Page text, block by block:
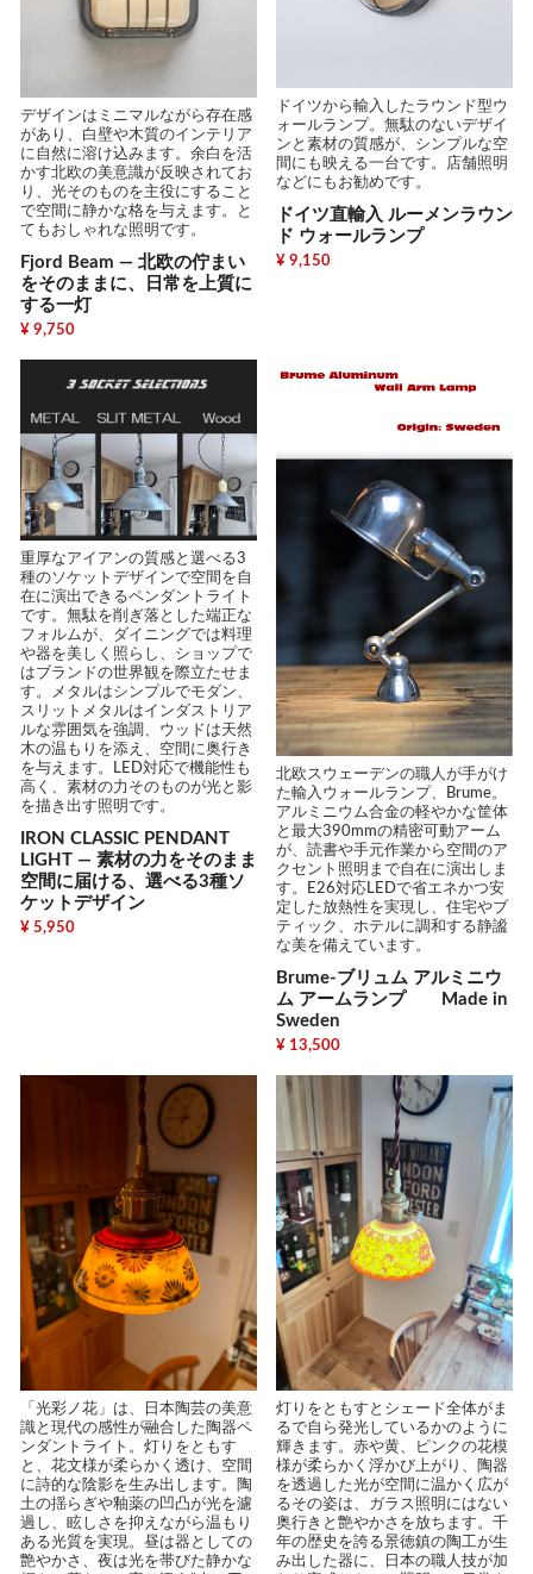
デザインはミニマルながら存在感
があり、白壁や木質のインテリア
に自然に溶け込みます。余白を活
かす北欧の美意識が反映されてお
り、光そのものを主役にすること
で空間に静かな格を与えます。と
てもおしゃれな照明です。
Fjord Beam — 北欧の佇まい
をそのままに、日常を上質に
する一灯
¥ 9,750
ドイツから輸入したラウンド型ウ
ォールランプ。無駄のないデザイ
ンと素材の質感が、シンプルな空
間にも映える一台です。店舗照明
などにもお勧めです。
ドイツ直輸入 ルーメンラウン
ド ウォールランプ
¥ 9,150
重厚なアイアンの質感と選べる3
種のソケットデザインで空間を自
在に演出できるペンダントライト
です。無駄を削ぎ落とした端正な
フォルムが、ダイニングでは料理
や器を美しく照らし、ショップで
はブランドの世界観を際立たせま
す。メタルはシンプルでモダン、
スリットメタルはインダストリア
ルな雰囲気を強調、ウッドは天然
木の温もりを添え、空間に奥行き
を与えます。LED対応で機能性も
高く、素材の力そのものが光と影
を描き出す照明です。
IRON CLASSIC PENDANT
LIGHT ― 素材の力をそのまま
空間に届ける、選べる3種ソ
ケットデザイン
¥ 5,950
北欧スウェーデンの職人が手がけ
た輸入ウォールランプ、Brume。
アルミニウム合金の軽やかな筐体
と最大390mmの精密可動アーム
が、読書や手元作業から空間のア
クセント照明まで自在に演出しま
す。E26対応LEDで省エネかつ安
定した放熱性を実現し、住宅やブ
ティック、ホテルに調和する静謐
な美を備えています。
Brume-ブリュム アルミニウ
ム アームランプ Made in
Sweden
¥ 13,500
「光彩ノ花」は、日本陶芸の美意
識と現代の感性が融合した陶器ペ
ンダントライト。灯りをともす
と、花文様が柔らかく透け、空間
に詩的な陰影を生み出します。陶
土の揺らぎや釉薬の凹凸が光を濾
過し、眩しさを抑えながら温もり
ある光質を実現。昼は器としての
艶やかさ、夜は光を帯びた静かな
灯りをともすとシェード全体がま
るで自ら発光しているかのように
輝きます。赤や黄、ピンクの花模
様が柔らかく浮かび上がり、陶器
を透過した光が空間に温かく広が
るその姿は、ガラス照明にはない
奥行きと艶やかさを放ちます。千
年の歴史を誇る景徳鎮の陶工が生
み出した器に、日本の職人技が加